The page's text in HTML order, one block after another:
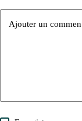
Ajouter un